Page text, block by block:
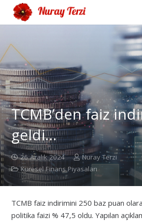
TCMB’den faiz
geldi…
26 Aralık 2024
Nuray Terzi
Küresel Finans Piyasaları
TCMB faiz indirimini 250 baz puan
politika faizi % 47,5 oldu. Yapılan